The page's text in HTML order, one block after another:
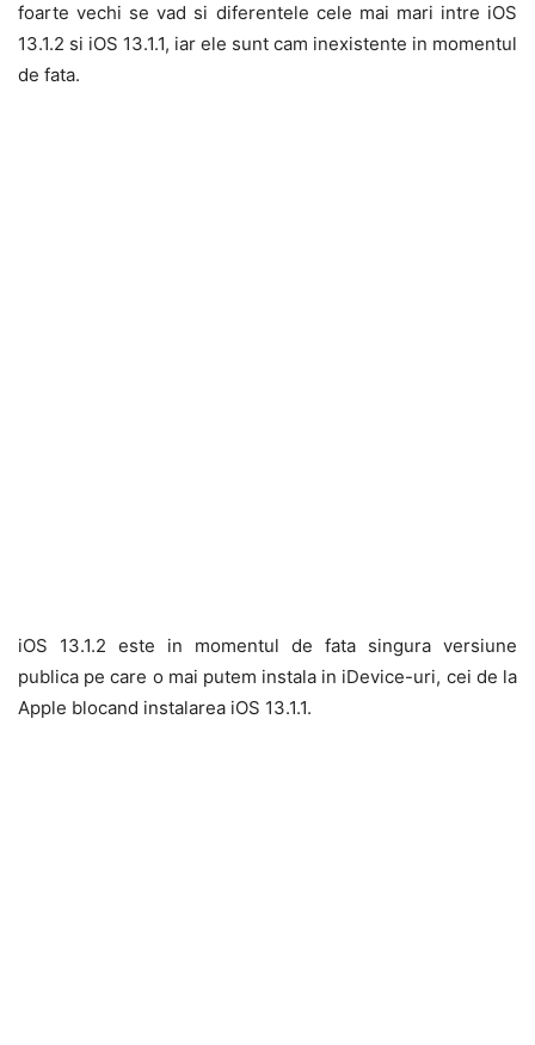
foarte vechi se vad si diferentele cele mai mari intre iOS
13.1.2 si iOS 13.1.1, iar ele sunt cam inexistente in momentul
de fata.
iOS 13.1.2 este in momentul de fata singura versiune
publica pe care o mai putem instala in iDevice-uri, cei de la
Apple blocand instalarea iOS 13.1.1.